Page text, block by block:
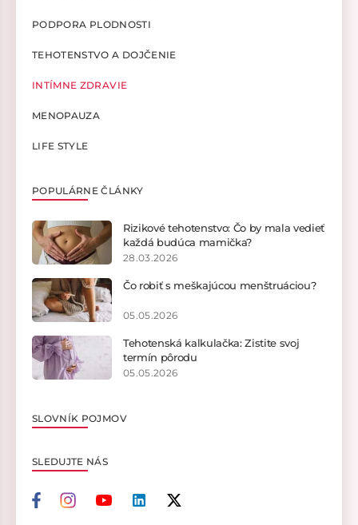
PODPORA PLODNOSTI
TEHOTENSTVO A DOJČENIE
INTÍMNE ZDRAVIE
MENOPAUZA
LIFE STYLE
POPULÁRNE ČLÁNKY
Rizikové tehotenstvo: Čo by mala vedieť
každá budúca mamička?
28.03.2026
Čo robiť s meškajúcou menštruáciou?
05.05.2026
Tehotenská kalkulačka: Zistite svoj
termín pôrodu
05.05.2026
SLOVNÍK POJMOV
SLEDUJTE NÁS